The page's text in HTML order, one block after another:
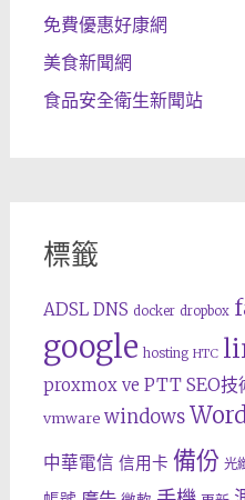
免費優惠好康網
美食新聞網
食品安全衛生新聞站
標籤
ADSL DNS docker dropbox
google hosting HTC
proxmox ve PTT SEO技
vmware windows
中華電信 信用卡 備份 光